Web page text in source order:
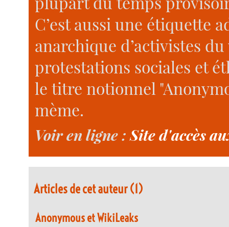
C’est aussi une étiquette
anarchique d’activistes
protestations sociales et
le titre notionnel
mème.
Voir en ligne :Site d'accès
Articles de cet auteur (1)
Anonymous et WikiLeaks